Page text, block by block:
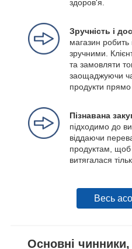
здоров'я.
Зручність і
магазин
зручними.
та замовляти
заощаджуючи
продукти
Пізнавана
підходимо до
віддаючи
продуктам,
витягалася
Весь
Основні